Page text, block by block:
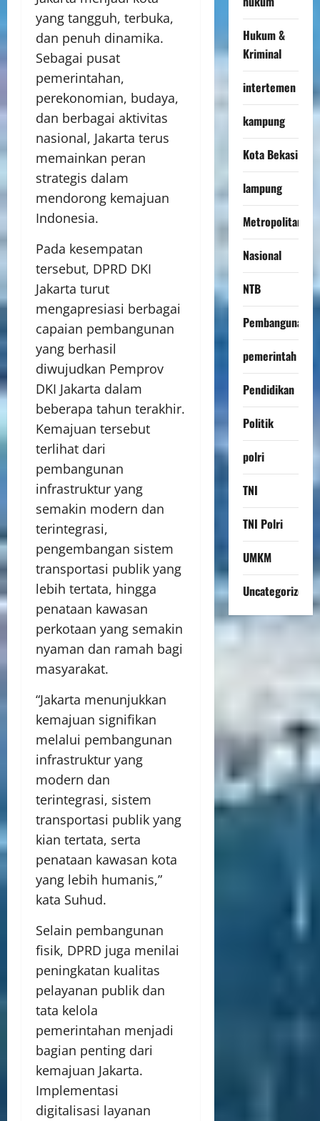
yang tangguh, terbuka,
dan penuh dinamika.
Sebagai pusat
pemerintahan,
perekonomian, budaya,
dan berbagai aktivitas
nasional, Jakarta terus
memainkan peran
strategis dalam
mendorong kemajuan
Indonesia.
Pada kesempatan
tersebut, DPRD DKI
Jakarta turut
mengapresiasi berbagai
capaian pembangunan
yang berhasil
diwujudkan Pemprov
DKI Jakarta dalam
beberapa tahun terakhir.
Kemajuan tersebut
terlihat dari
pembangunan
infrastruktur yang
semakin modern dan
terintegrasi,
pengembangan sistem
transportasi publik yang
lebih tertata, hingga
penataan kawasan
perkotaan yang semakin
nyaman dan ramah bagi
masyarakat.
“Jakarta menunjukkan
kemajuan signifikan
melalui pembangunan
infrastruktur yang
modern dan
terintegrasi, sistem
transportasi publik yang
kian tertata, serta
penataan kawasan kota
yang lebih humanis,”
kata Suhud.
Selain pembangunan
fisik, DPRD juga menilai
peningkatan kualitas
pelayanan publik dan
tata kelola
pemerintahan menjadi
bagian penting dari
kemajuan Jakarta.
Implementasi
digitalisasi layanan
Hukum &
Kriminal
intertemen
kampung
Kota Bekasi
lampung
Metropolitan
Nasional
NTB
Pembangunan
pemerintah
Pendidikan
Politik
polri
TNI
TNI Polri
UMKM
Uncategorized